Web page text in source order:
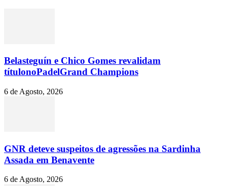
Belasteguín e Chico Gomes revalidam
títulonoPadelGrand Champions
6 de Agosto, 2026
GNR deteve suspeitos de agressões na Sardinha
Assada em Benavente
6 de Agosto, 2026